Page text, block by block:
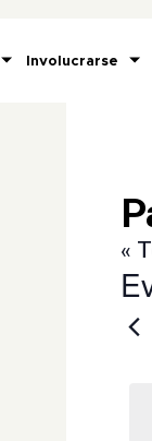
Involucrarse
«